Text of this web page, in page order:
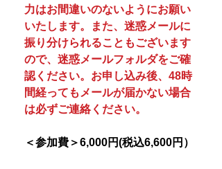
力はお間違いのないようにお願い
いたします。また、迷惑メールに
振り分けられることもございます
ので、迷惑メールフォルダをご確
認ください。お申し込み後、48時
間経ってもメールが届かない場合
は必ずご連絡ください。
＜参加費＞6,000円(税込6,600円）